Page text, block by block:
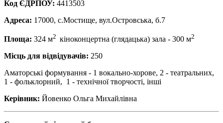
Код ЄДРПОУ: 4413503
Адреса: 17000, с.Мостище, вул.Островська, б.7
Площа: 324 м2 кіноконцертна (глядацька) зала - 300 м2
Місць для відвідувачів: 250
Аматорські формування - 1 вокально-хорове, 2 - театральних,
1 - фольклорний, 1 - технічної творчості, інші
Керівник: Йовенко Ольга Михайлівна